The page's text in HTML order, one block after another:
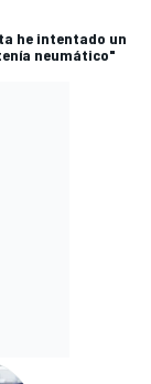
he intentado un
neumático"